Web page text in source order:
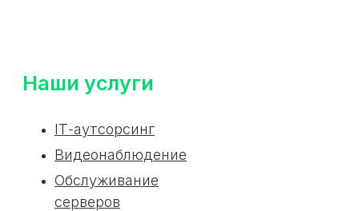
Наши услуги
ІТ-аутсорсинг
Видеонаблюдение
Обслуживание
серверов